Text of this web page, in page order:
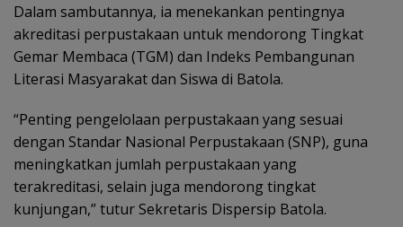
Dalam sambutannya, ia menekankan pentingnya
akreditasi perpustakaan untuk mendorong Tingkat
Gemar Membaca (TGM) dan Indeks Pembangunan
Literasi Masyarakat dan Siswa di Batola.
“Penting pengelolaan perpustakaan yang sesuai
dengan Standar Nasional Perpustakaan (SNP), guna
meningkatkan jumlah perpustakaan yang
terakreditasi, selain juga mendorong tingkat
kunjungan,” tutur Sekretaris Dispersip Batola.